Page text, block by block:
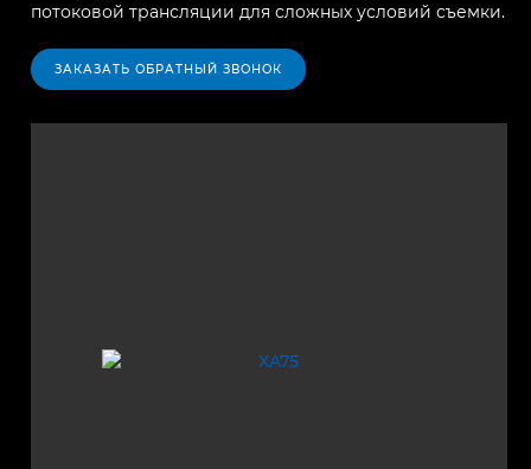
потоковой трансляции для сложных условий съемки.
ЗАКАЗАТЬ ОБРАТНЫЙ ЗВОНОК